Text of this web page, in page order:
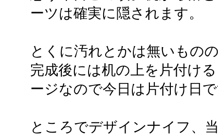
ーツは確実に隠されます。
とくに汚れとかは無いもの
完成後には机の上を片付け
ージなので今日は片付け日
ところでデザインナイフ、